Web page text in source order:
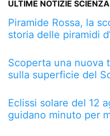
ULTIME NOTIZIE SCIENZA
Piramide Rossa, la
storia delle piramidi
Scoperta una nuova
sulla superficie del
Eclissi solare del 12
guidano minuto per